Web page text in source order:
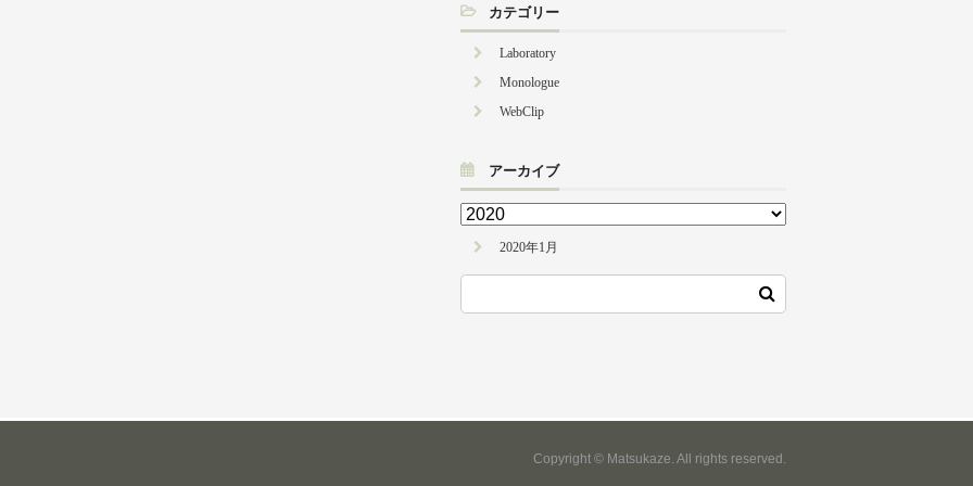
カテゴリー
Laboratory
Monologue
WebClip
アーカイブ
2020年1月
Copyright © Matsukaze. All rights reserved.